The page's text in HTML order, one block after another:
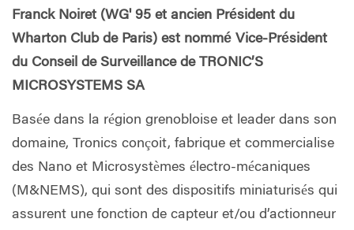
Franck Noiret (WG' 95 et ancien Président du
Wharton Club de Paris) est nommé Vice-Président
du Conseil de Surveillance de TRONIC’S
MICROSYSTEMS SA
Basée dans la région grenobloise et leader dans son
domaine, Tronics conçoit, fabrique et commercialise
des Nano et Microsystèmes électro-mécaniques
(M&NEMS), qui sont des dispositifs miniaturisés qui
assurent une fonction de capteur et/ou d’actionneur